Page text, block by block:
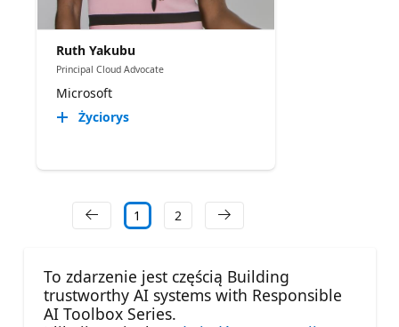
Ruth Yakubu
Principal Cloud Advocate
Microsoft
Życiorys
1 2
To zdarzenie jest częścią Building
trustworthy AI systems with Responsible
AI Toolbox Series.